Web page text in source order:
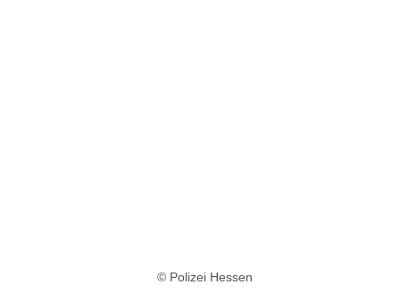
© Polizei Hessen